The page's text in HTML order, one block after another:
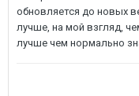
обновляется до новых
лучше, на мой взгляд,
лучше чем нормально